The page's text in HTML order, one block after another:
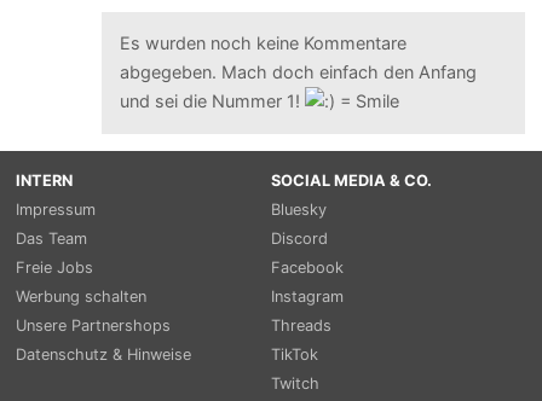
Es wurden noch keine Kommentare
abgegeben. Mach doch einfach den Anfang
und sei die Nummer 1!
INTERN
Impressum
Das Team
Freie Jobs
Werbung schalten
Unsere Partnershops
Datenschutz & Hinweise
SOCIAL MEDIA & CO.
Bluesky
Discord
Facebook
Instagram
Threads
TikTok
Twitch